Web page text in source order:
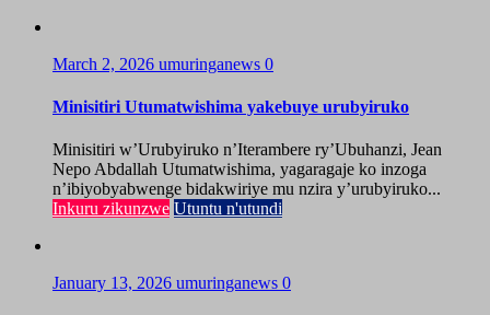
March 2, 2026 umuringanews 0
Minisitiri Utumatwishima yakebuye urubyiruko
Minisitiri w’Urubyiruko n’Iterambere ry’Ubuhanzi, Jean
Nepo Abdallah Utumatwishima, yagaragaje ko inzoga
n’ibiyobyabwenge bidakwiriye mu nzira y’urubyiruko...
Inkuru zikunzwe Utuntu n'utundi
January 13, 2026 umuringanews 0